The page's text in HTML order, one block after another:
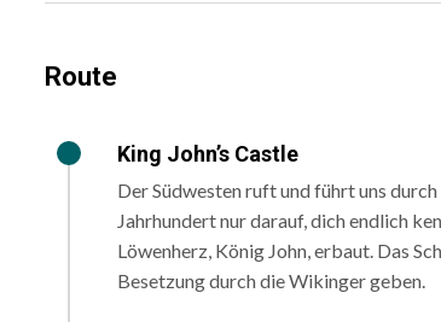
Route
King John’s Castle
Der Südwesten ruft und führt uns
Jahrhundert nur darauf, dich endlich
Löwenherz, König John, erbaut. Das
Besetzung durch die Wikinger geben.